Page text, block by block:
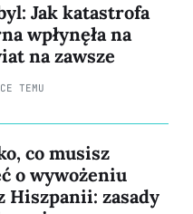
Jak katastrofa
wpłynęła na
na zawsze
TEMU
co musisz
o wywożeniu
Hiszpanii: zasady